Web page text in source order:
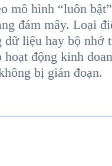
mô hình “luôn
đám mây. Loại
dữ liệu hay bộ nhớ
động kinh
bị gián đoạn.